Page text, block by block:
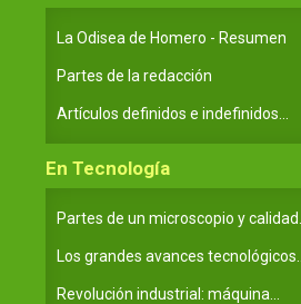
La Odisea de Homero - Resumen
Partes de la redacción
Artículos definidos e indefinidos...
En Tecnología
Partes de un microscopio y calidad...
Los grandes avances tecnológicos...
Revolución industrial: máquina...